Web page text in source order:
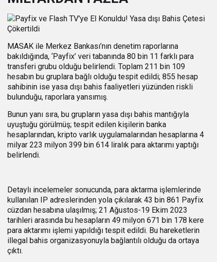
MASAK ile Merkez Bankası’nın denetim raporlarına
bakıldığında, ‘Payfix’ veri tabanında 80 bin 11 farklı para
transferi grubu olduğu belirlendi. Toplam 211 bin 109
hesabın bu gruplara bağlı olduğu tespit edildi; 855 hesap
sahibinin ise yasa dışı bahis faaliyetleri yüzünden riskli
bulunduğu, raporlara yansımış.
Bunun yanı sıra, bu grupların yasa dışı bahis mantığıyla
uyuştuğu görülmüş; tespit edilen kişilerin banka
hesaplarından, kripto varlık uygulamalarından hesaplarına 4
milyar 223 milyon 399 bin 614 liralık para aktarımı yaptığı
belirlendi.
Detaylı incelemeler sonucunda, para aktarma işlemlerinde
kullanılan IP adreslerinden yola çıkılarak 43 bin 861 Payfix
cüzdan hesabına ulaşılmış; 21 Ağustos-19 Ekim 2023
tarihleri arasında bu hesapların 49 milyon 671 bin 178 kere
para aktarımı işlemi yapıldığı tespit edildi. Bu hareketlerin
illegal bahis organizasyonuyla bağlantılı olduğu da ortaya
çıktı.